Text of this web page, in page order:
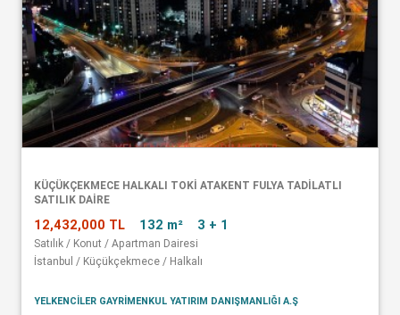
KÜÇÜKÇEKMECE HALKALI TOKİ ATAKENT FULYA TADİLATLI
SATILIK DAİRE
12,432,000 TL 132 m² 3 + 1
Satılık / Konut / Apartman Dairesi
İstanbul / Küçükçekmece / Halkalı
YELKENCİLER GAYRİMENKUL YATIRIM DANIŞMANLIĞI A.Ş